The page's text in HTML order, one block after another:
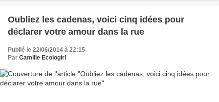
Oubliez les cadenas, voici cinq idées pour
déclarer votre amour dans la rue
Publié le 22/06/2014 à 22:15
Par Camille Ecologirl